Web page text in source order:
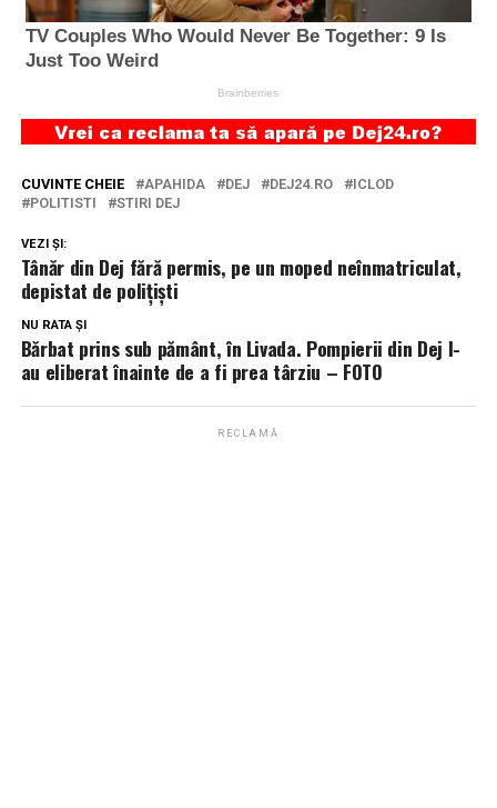
CUVINTE CHEIE APAHIDA DEJ DEJ24.RO
ICLOD
POLITISTI
STIRI DEJ
VEZI ȘI:
Tânăr din Dej fără permis, pe un moped neînmatriculat,
depistat de polițiști
NU RATA ȘI
Bărbat prins sub pământ, în Livada. Pompierii din Dej l-
au eliberat înainte de a fi prea târziu – FOTO
RECLAMĂ